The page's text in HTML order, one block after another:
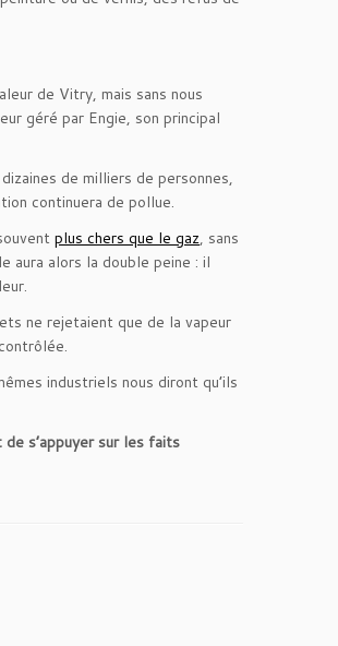
de Vitry, mais sans nous
géré par Engie, son principal
de milliers de personnes,
continuera de pollue.
plus chers que le gaz, sans
aura alors la double peine : il
ne rejetaient que de la vapeur
industriels nous diront qu’ils
s’appuyer sur les faits